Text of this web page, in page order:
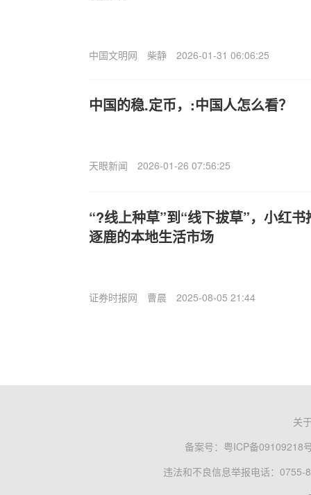
中国文明网 柴静 2026-01-31 06:06:25
中国的稳.定币，:中国人怎么看？
天眼新闻 2026-01-26 07:56:25
“?线上种草”到“线下拔草”，小红
逐鹿的本地生活市场
证券时报网 曹晨 2025-08-05 21:44
关
备案号： 粤ICP备09109218
违法和不良信息举报电话：0755-